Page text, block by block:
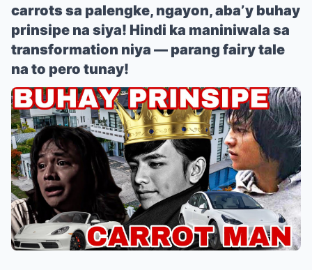
carrots sa palengke, ngayon, aba’y buhay
prinsipe na siya! Hindi ka maniniwala sa
transformation niya — parang fairy tale
na to pero tunay!